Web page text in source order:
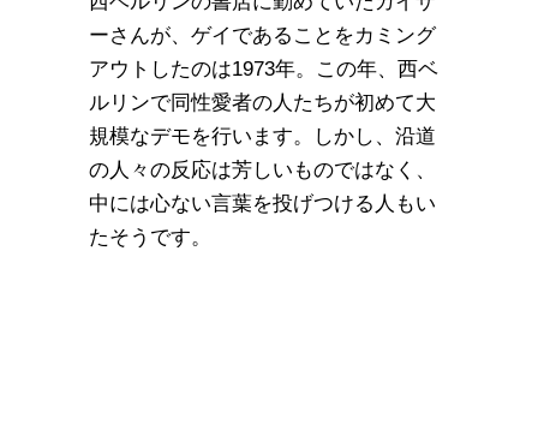
ーさんが、ゲイであることをカミング
アウトしたのは1973年。この年、西ベ
ルリンで同性愛者の人たちが初めて大
規模なデモを行います。しかし、沿道
の人々の反応は芳しいものではなく、
中には心ない言葉を投げつける人もい
たそうです。